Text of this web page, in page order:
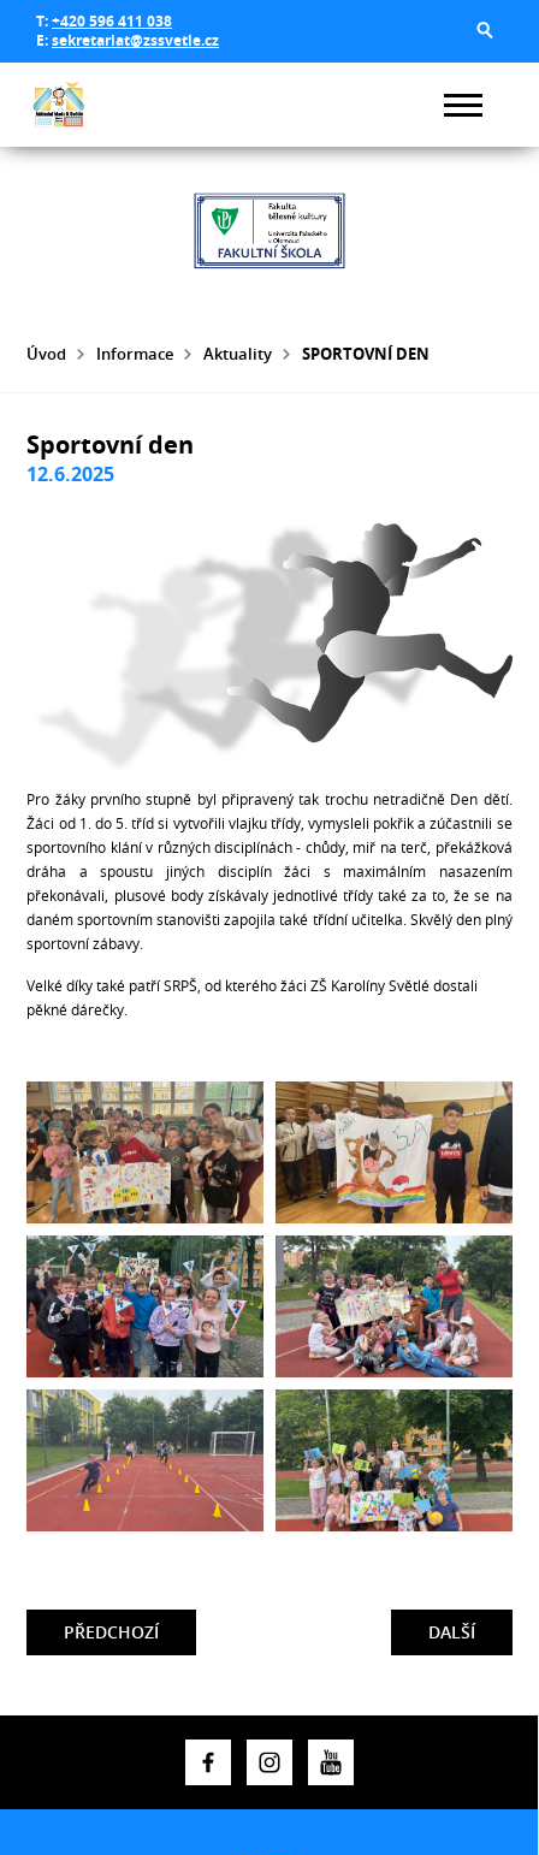
T:+420 596 411 038
E:sekretariat@zssvetle.cz
Úvod Informace Aktuality SPORTOVNÍ DEN
Sportovní den
12.6.2025
Pro žáky prvního stupně byl připravený tak trochu netradičně Den dětí.
Žáci od 1. do 5. tříd si vytvořili vlajku třídy, vymysleli pokřik a zúčastnili se
sportovního klání v různých disciplínách - chůdy, miř na terč, překážková
dráha a spoustu jiných disciplín žáci s maximálním nasazením
překonávali, plusové body získávaly jednotlivé třídy také za to, že se na
daném sportovním stanovišti zapojila také třídní učitelka. Skvělý den plný
sportovní zábavy.
Velké díky také patří SRPŠ, od kterého žáci ZŠ Karolíny Světlé dostali
pěkné dárečky.
DALŠÍ
PŘEDCHOZÍ